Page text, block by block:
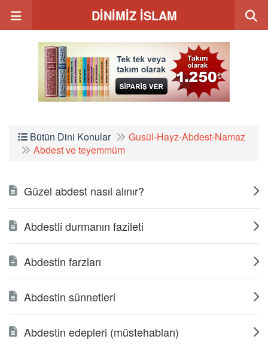
DİNİMİZ İSLAM
Bütün Dini Konular
Gusül-Hayz-Abdest-Namaz
Abdest ve teyemmüm
Güzel abdest nasıl alınır?
Abdestli durmanın fazileti
Abdestin farzları
Abdestin sünnetleri
Abdestin edepleri (müstehabları)